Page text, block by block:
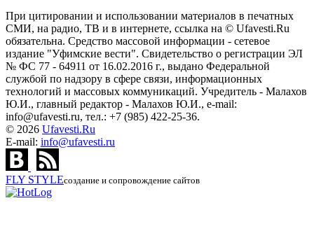
При цитировании и использовании материалов в печатных
СМИ, на радио, ТВ и в интернете, ссылка на © Ufavesti.Ru
обязательна. Средство массовой информации - сетевое
издание "Уфимские вести". Свидетельство о регистрации ЭЛ
№ ФС 77 - 64911 от 16.02.2016 г., выдано Федеральной
службой по надзору в сфере связи, информационных
технологий и массовых коммуникаций. Учредитель - Малахов
Ю.И., главный редактор - Малахов Ю.И., e-mail:
info@ufavesti.ru, тел.: +7 (985) 422-25-36.
© 2026 Ufavesti.Ru
E-mail: info@ufavesti.ru
FLY STYLEсоздание и сопровождение сайтов